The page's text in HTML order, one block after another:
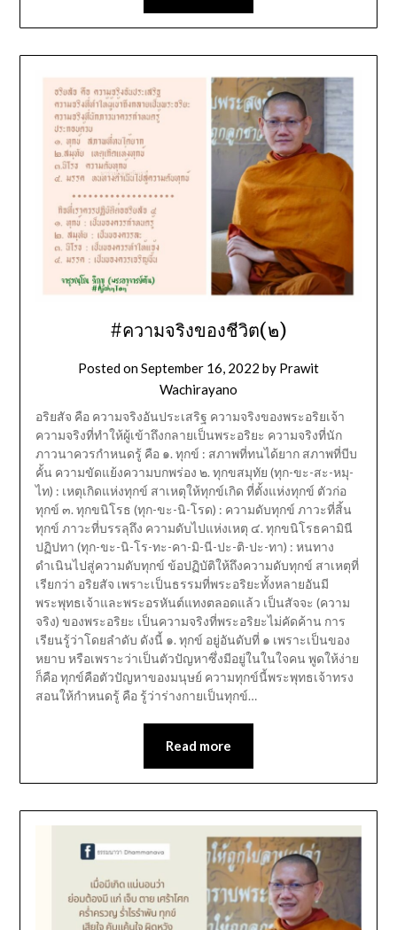
#ความจริงของชีวิต(๒)
Posted onSeptember 16, 2022 by Prawit
Wachirayano
อริยสัจ คือ ความจริงอันประเสริฐ ความจริงของพระอริยเจ้า
ความจริงที่ทำให้ผู้เข้าถึงกลายเป็นพระอริยะ ความจริงที่นัก
ภาวนาควรกำหนดรู้ คือ ๑. ทุกข์ : สภาพที่ทนได้ยาก สภาพที่บีบ
คั้น ความขัดแย้งความบกพร่อง ๒. ทุกขสมุทัย (ทุก-ขะ-สะ-หมุ-
ไท) : เหตุเกิดแห่งทุกข์ สาเหตุให้ทุกข์เกิด ที่ตั้งแห่งทุกข์ ตัวก่อ
ทุกข์ ๓. ทุกขนิโรธ (ทุก-ขะ-นิ-โรด) : ความดับทุกข์ ภาวะที่สิ้น
ทุกข์ ภาวะที่บรรลุถึง ความดับไปแห่งเหตุ ๔. ทุกขนิโรธคามินี
ปฏิปทา (ทุก-ขะ-นิ-โร-ทะ-คา-มิ-นี-ปะ-ติ-ปะ-ทา) : หนทาง
ดำเนินไปสู่ความดับทุกข์ ข้อปฏิบัติให้ถึงความดับทุกข์ สาเหตุที่
เรียกว่า อริยสัจ เพราะเป็นธรรมที่พระอริยะทั้งหลายอันมี
พระพุทธเจ้าและพระอรหันต์แทงตลอดแล้ว เป็นสัจจะ (ความ
จริง) ของพระอริยะ เป็นความจริงที่พระอริยะไม่คัดค้าน การ
เรียนรู้ว่าโดยลำดับ ดังนี้ ๑. ทุกข์ อยู่อันดับที่ ๑ เพราะเป็นของ
หยาบ หรือเพราะว่าเป็นตัวปัญหาซึ่งมีอยู่ในในใจคน พูดให้ง่าย
ก็คือ ทุกข์คือตัวปัญหาของมนุษย์ ความทุกข์นี้พระพุทธเจ้าทรง
สอนให้กำหนดรู้ คือ รู้ว่าร่างกายเป็นทุกข์…
Read more